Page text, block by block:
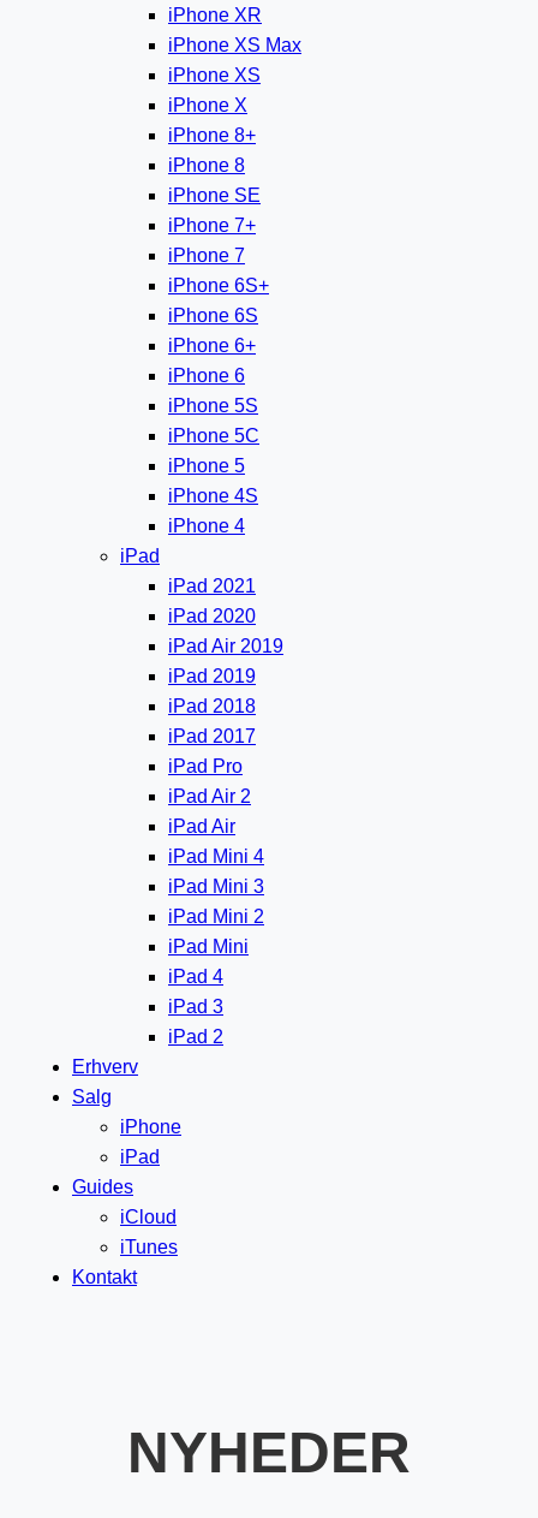
iPhone XR
iPhone XS Max
iPhone XS
iPhone X
iPhone 8+
iPhone 8
iPhone SE
iPhone 7+
iPhone 7
iPhone 6S+
iPhone 6S
iPhone 6+
iPhone 6
iPhone 5S
iPhone 5C
iPhone 5
iPhone 4S
iPhone 4
iPad
iPad 2021
iPad 2020
iPad Air 2019
iPad 2019
iPad 2018
iPad 2017
iPad Pro
iPad Air 2
iPad Air
iPad Mini 4
iPad Mini 3
iPad Mini 2
iPad Mini
iPad 4
iPad 3
iPad 2
Erhverv
Salg
iPhone
iPad
Guides
iCloud
iTunes
Kontakt
NYHEDER